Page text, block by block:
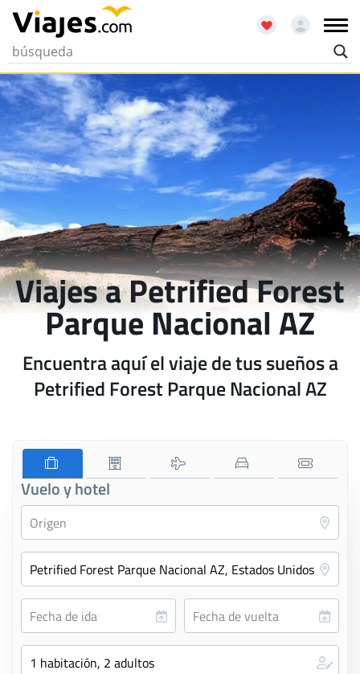
Viajes a Petrified Forest
Parque Nacional AZ
Encuentra aquí el viaje de tus sueños a
Petrified Forest Parque Nacional AZ
Vuelo y hotel